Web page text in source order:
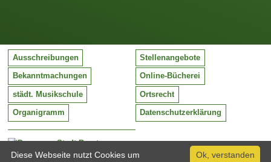
Stadt Barntrup
Mittelstraße 38
Ausschreibungen Stellenangebote
Bekanntmachungen Online-Bücherei
städt. Musikschule Ortsrecht
Organigramm Datenschutzerklärung
Ok, verstanden
Diese Webseite nutzt Cookies um